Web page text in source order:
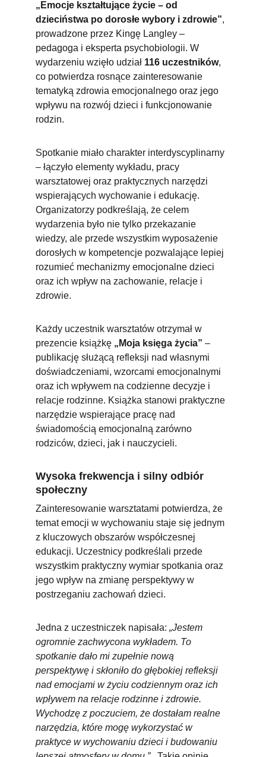
„Emocje kształtujące życie – od
dzieciństwa po dorosłe wybory i zdrowie”,
prowadzone przez Kingę Langley –
pedagoga i eksperta psychobiologii. W
wydarzeniu wzięło udział 116 uczestników,
co potwierdza rosnące zainteresowanie
tematyką zdrowia emocjonalnego oraz jego
wpływu na rozwój dzieci i funkcjonowanie
rodzin.
Spotkanie miało charakter interdyscyplinarny
– łączyło elementy wykładu, pracy
warsztatowej oraz praktycznych narzędzi
wspierających wychowanie i edukację.
Organizatorzy podkreślają, że celem
wydarzenia było nie tylko przekazanie
wiedzy, ale przede wszystkim wyposażenie
dorosłych w kompetencje pozwalające lepiej
rozumieć mechanizmy emocjonalne dzieci
oraz ich wpływ na zachowanie, relacje i
zdrowie.
Każdy uczestnik warsztatów otrzymał w
prezencie książkę „Moja księga życia” –
publikację służącą refleksji nad własnymi
doświadczeniami, wzorcami emocjonalnymi
oraz ich wpływem na codzienne decyzje i
relacje rodzinne. Książka stanowi praktyczne
narzędzie wspierające pracę nad
świadomością emocjonalną zarówno
rodziców, dzieci, jak i nauczycieli.
Wysoka frekwencja i silny odbiór
społeczny
Zainteresowanie warsztatami potwierdza, że
temat emocji w wychowaniu staje się jednym
z kluczowych obszarów współczesnej
edukacji. Uczestnicy podkreślali przede
wszystkim praktyczny wymiar spotkania oraz
jego wpływ na zmianę perspektywy w
postrzeganiu zachowań dzieci.
Jedna z uczestniczek napisała: „Jestem
ogromnie zachwycona wykładem. To
spotkanie dało mi zupełnie nową
perspektywę i skłoniło do głębokiej refleksji
nad emocjami w życiu codziennym oraz ich
wpływem na relacje rodzinne i zdrowie.
Wychodzę z poczuciem, że dostałam realne
narzędzia, które mogę wykorzystać w
praktyce w wychowaniu dzieci i budowaniu